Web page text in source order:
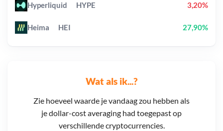
Wat als ik...?
Zie hoeveel waarde je vandaag zou hebben als
je dollar-cost averaging had toegepast op
verschillende cryptocurrencies.
Hyperliquid HYPE 3,20%
Heima HEI 27,90%